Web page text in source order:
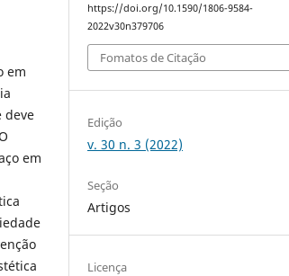
em
deve
em
https://doi.org/10.1590/1806-9584-
2022v30n379706
Fomatos de Citação
Edição
v. 30 n. 3 (2022)
Seção
Artigos
Licença